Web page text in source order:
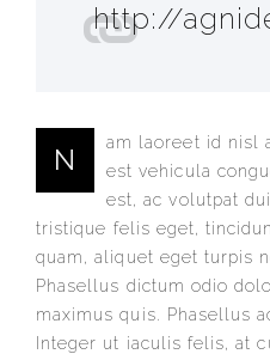
http://
N
am laoreet id nisl
est vehicula
est, ac volutpat
tristique felis eget,
quam, aliquet eget turpis
Phasellus dictum odio
maximus quis. Phasellus
Integer ut iaculis felis, at